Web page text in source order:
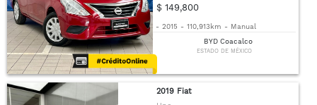
$ 149,800
- 2015 - 110,913km - Manual
BYD Coacalco
ESTADO DE MÉXICO
2019 Fiat